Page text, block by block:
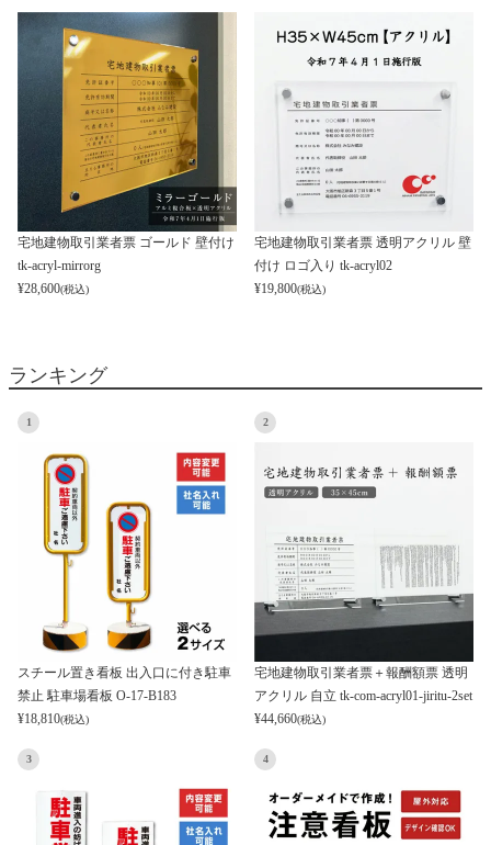
宅地建物取引業者票 ゴールド 壁付け
tk-acryl-mirrorg
¥28,600(税込)
宅地建物取引業者票 透明アクリル 壁
付け ロゴ入り tk-acryl02
¥19,800(税込)
ランキング
1
スチール置き看板 出入口に付き駐車
禁止 駐車場看板 O-17-B183
¥18,810(税込)
2
宅地建物取引業者票＋報酬額票 透明
アクリル 自立 tk-com-acryl01-jiritu-2set
¥44,660(税込)
3 4